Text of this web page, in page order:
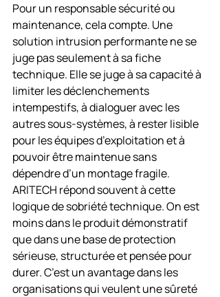
Pour un responsable sécurité ou
maintenance, cela compte. Une
solution intrusion performante ne se
juge pas seulement à sa fiche
technique. Elle se juge à sa capacité à
limiter les déclenchements
intempestifs, à dialoguer avec les
autres sous-systèmes, à rester lisible
pour les équipes d’exploitation et à
pouvoir être maintenue sans
dépendre d’un montage fragile.
ARITECH répond souvent à cette
logique de sobriété technique. On est
moins dans le produit démonstratif
que dans une base de protection
sérieuse, structurée et pensée pour
durer. C’est un avantage dans les
organisations qui veulent une sûreté